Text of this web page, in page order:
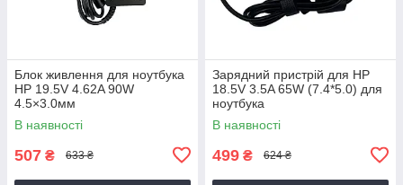
Блок живлення для ноутбука
HP 19.5V 4.62A 90W
4.5×3.0мм
В наявності
507 ₴ 633 ₴
Зарядний пристрій для HP
18.5V 3.5A 65W (7.4*5.0) для
ноутбука
В наявності
499 ₴ 624 ₴